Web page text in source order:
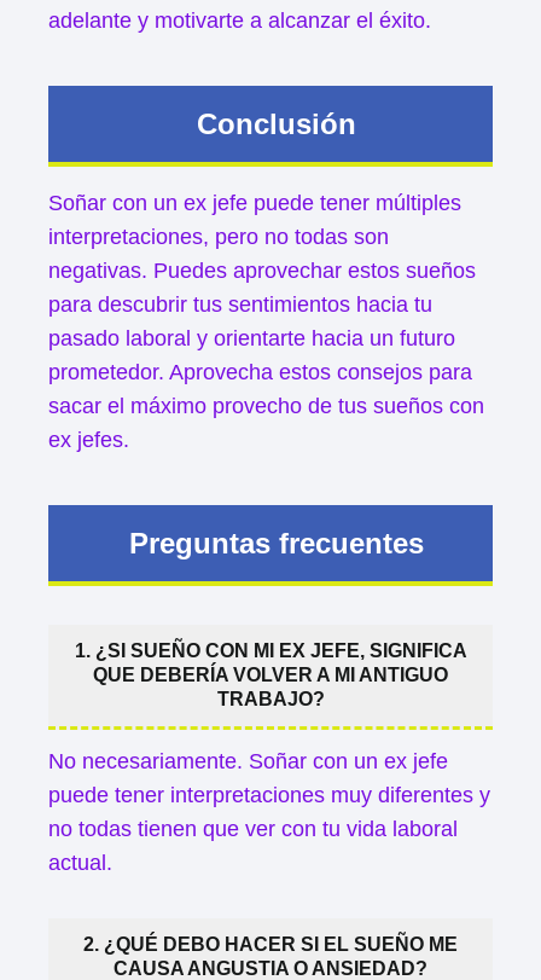
adelante y motivarte a alcanzar el éxito.
Conclusión
Soñar con un ex jefe puede tener múltiples
interpretaciones, pero no todas son
negativas. Puedes aprovechar estos sueños
para descubrir tus sentimientos hacia tu
pasado laboral y orientarte hacia un futuro
prometedor. Aprovecha estos consejos para
sacar el máximo provecho de tus sueños con
ex jefes.
Preguntas frecuentes
1. ¿SI SUEÑO CON MI EX JEFE, SIGNIFICA
QUE DEBERÍA VOLVER A MI ANTIGUO
TRABAJO?
No necesariamente. Soñar con un ex jefe
puede tener interpretaciones muy diferentes y
no todas tienen que ver con tu vida laboral
actual.
2. ¿QUÉ DEBO HACER SI EL SUEÑO ME
CAUSA ANGUSTIA O ANSIEDAD?